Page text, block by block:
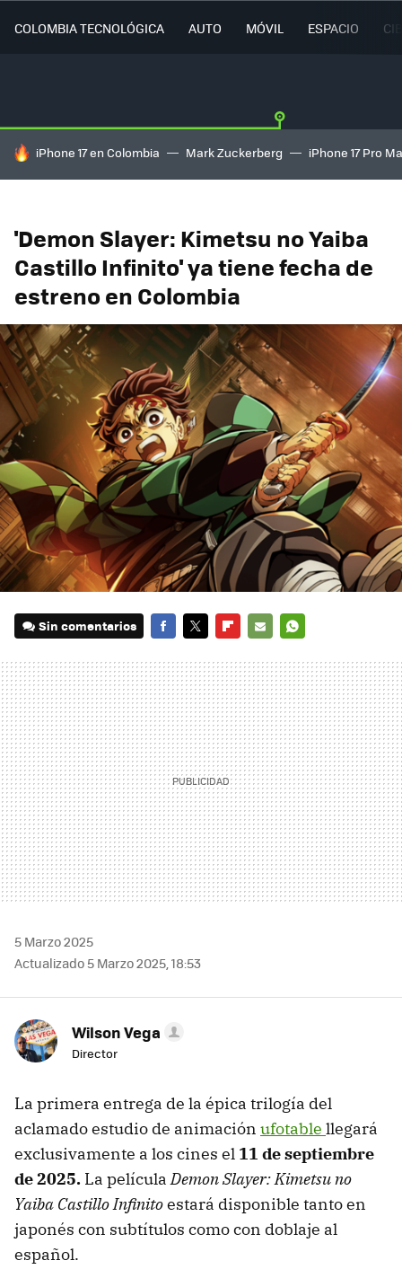
COLOMBIA TECNOLÓGICA AUTO MÓVIL ESPACIO
HOY SE HABLA DE
iPhone 17 en Colombia Mark Zuckerberg iPhone 17 Pro
'Demon Slayer: Kimetsu no Yaiba
Castillo Infinito' ya tiene fecha de
estreno en Colombia
Sin comentarios
MAIL
5 Marzo 2025
Actualizado 5 Marzo 2025, 18:53
Wilson Vega
Director
La primera entrega de la épica trilogía del
aclamado estudio de animación ufotable llegará
exclusivamente a los cines el 11 de septiembre
de 2025. La películaDemon Slayer: Kimetsu no
Yaiba Castillo Infinitoestará disponible tanto en
japonés con subtítulos como con doblaje al
español.